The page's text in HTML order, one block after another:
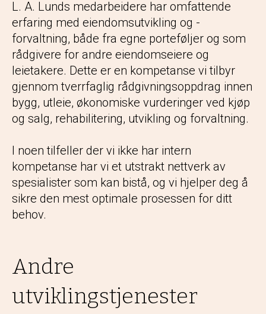
L. A. Lunds medarbeidere har omfattende
erfaring med eiendomsutvikling og -
forvaltning, både fra egne porteføljer og som
rådgivere for andre eiendomseiere og
leietakere. Dette er en kompetanse vi tilbyr
gjennom tverrfaglig rådgivningsoppdrag innen
bygg, utleie, økonomiske vurderinger ved kjøp
og salg, rehabilitering, utvikling og forvaltning.
I noen tilfeller der vi ikke har intern
kompetanse har vi et utstrakt nettverk av
spesialister som kan bistå, og vi hjelper deg å
sikre den mest optimale prosessen for ditt
behov.
Andre
utviklingstjenester